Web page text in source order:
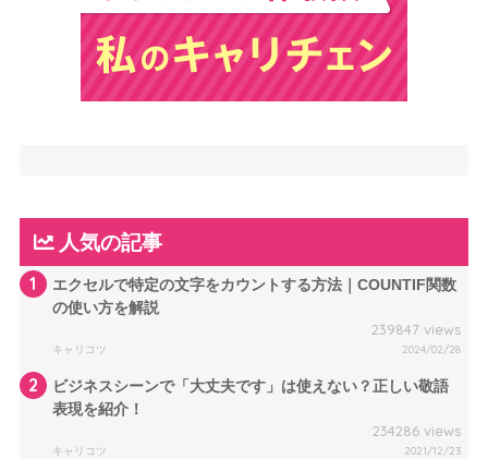
人気の記事
1
エクセルで特定の文字をカウントする方法｜COUNTIF関数
の使い方を解説
239847 views
キャリコツ 2024/02/28
2
ビジネスシーンで「大丈夫です」は使えない？正しい敬語
表現を紹介！
234286 views
キャリコツ 2021/12/23